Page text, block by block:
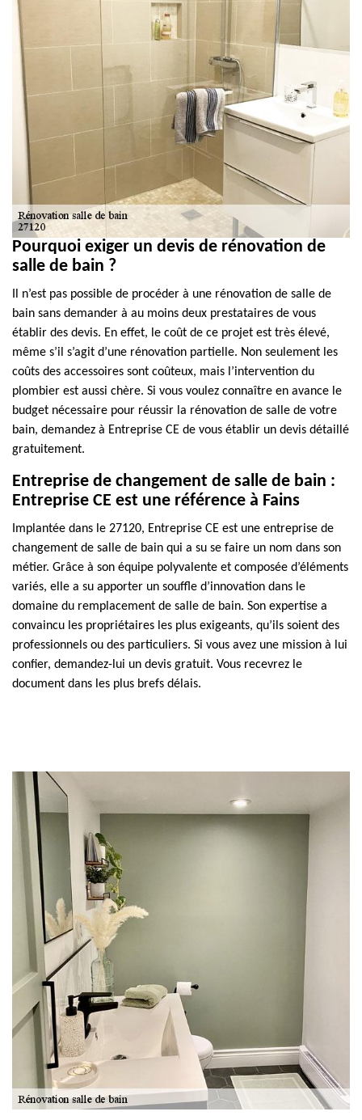
Pourquoi exiger un devis de rénovation de
salle de bain ?
Il n’est pas possible de procéder à une rénovation de salle de
bain sans demander à au moins deux prestataires de vous
établir des devis. En effet, le coût de ce projet est très élevé,
même s’il s’agit d’une rénovation partielle. Non seulement les
coûts des accessoires sont coûteux, mais l’intervention du
plombier est aussi chère. Si vous voulez connaître en avance le
budget nécessaire pour réussir la rénovation de salle de votre
bain, demandez à Entreprise CE de vous établir un devis détaillé
gratuitement.
Entreprise de changement de salle de bain :
Entreprise CE est une référence à Fains
Implantée dans le 27120, Entreprise CE est une entreprise de
changement de salle de bain qui a su se faire un nom dans son
métier. Grâce à son équipe polyvalente et composée d’éléments
variés, elle a su apporter un souffle d’innovation dans le
domaine du remplacement de salle de bain. Son expertise a
convaincu les propriétaires les plus exigeants, qu’ils soient des
professionnels ou des particuliers. Si vous avez une mission à lui
confier, demandez-lui un devis gratuit. Vous recevrez le
document dans les plus brefs délais.